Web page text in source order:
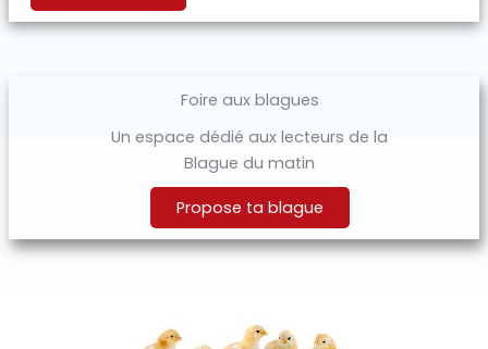
Foire aux blagues
Un espace dédié aux lecteurs de la
Blague du matin
Propose ta blague